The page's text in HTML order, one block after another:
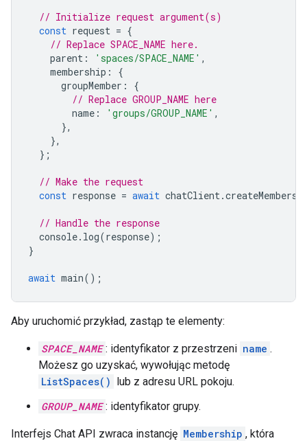
// Initialize request argument(s)
const request = {
// Replace SPACE_NAME here.
parent : 'spaces/SPACE_NAME' ,
membership :
{
groupMember :
{
// Replace GROUP_NAME here
name : 'groups/GROUP_NAME' ,
},
},
};
// Make the request
const response = await chatClient.
// Handle the response
console. log(response);
}
await main();
Aby uruchomić przykład, zastąp te elementy:
SPACE_NAME : identyfikator z przestrzeni name .
Możesz go uzyskać, wywołując metodę
ListSpaces() lub z adresu URL pokoju.
GROUP_NAME : identyfikator grupy.
Interfejs Chat API zwraca instancję Membership , która